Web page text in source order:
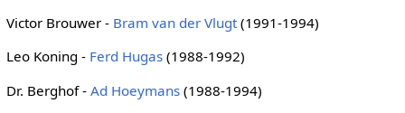
Victor Brouwer - Bram van der Vlugt(1991-1994)
Leo Koning - Ferd Hugas(1988-1992)
Dr. Berghof - Ad Hoeymans(1988-1994)